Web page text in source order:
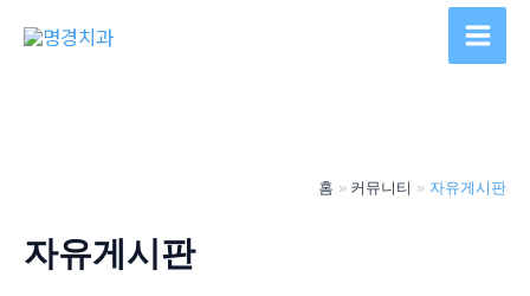
Main
홈 커뮤니티 자유게시판
자유게시판